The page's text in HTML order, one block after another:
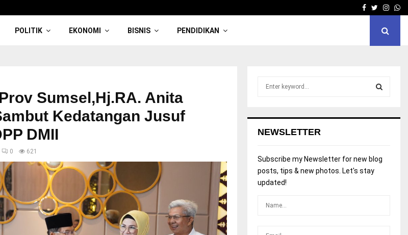
Facebook
Twitter
POLITIK EKONOMI BISNIS PENDIDIKAN
Sumsel,Hj.RA. Anita
Kedatangan Jusuf
DMII
0 621
h
o
NEWSLETTER
Subscribe my Newsletter for new blog
posts, tips & new photos. Let's stay
updated!